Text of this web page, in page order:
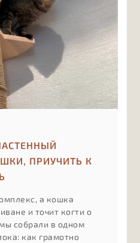
ПРИУЧИТЬ К
а кошка
и точит когти о
собрали в одном
как грамотно